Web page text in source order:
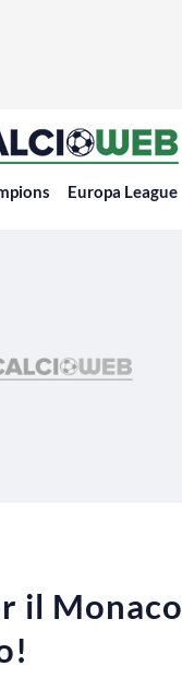
Europa League
il